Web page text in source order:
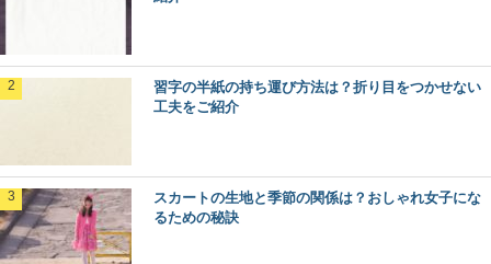
習字の半紙の持ち運び方法は？折り目をつかせない
工夫をご紹介
スカートの生地と季節の関係は？おしゃれ女子にな
るための秘訣